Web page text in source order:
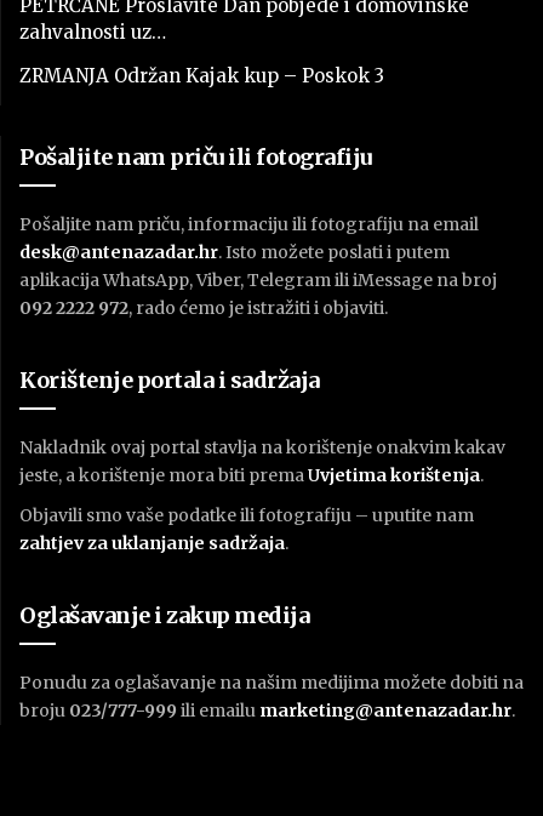
PETRČANE Proslavite Dan pobjede i domovinske
zahvalnosti uz…
ZRMANJA Održan Kajak kup – Poskok 3
Pošaljite nam priču ili fotografiju
Pošaljite nam priču, informaciju ili fotografiju na email
desk@antenazadar.hr. Isto možete poslati i putem
aplikacija WhatsApp, Viber, Telegram ili iMessage na broj
092 2222 972, rado ćemo je istražiti i objaviti.
Korištenje portala i sadržaja
Nakladnik ovaj portal stavlja na korištenje onakvim kakav
jeste, a korištenje mora biti premaUvjetima korištenja.
Objavili smo vaše podatke ili fotografiju – uputite nam
zahtjev za uklanjanje sadržaja.
Oglašavanje i zakup medija
Ponudu za oglašavanje na našim medijima možete dobiti na
broju 023/777-999 ili emailu marketing@antenazadar.hr.